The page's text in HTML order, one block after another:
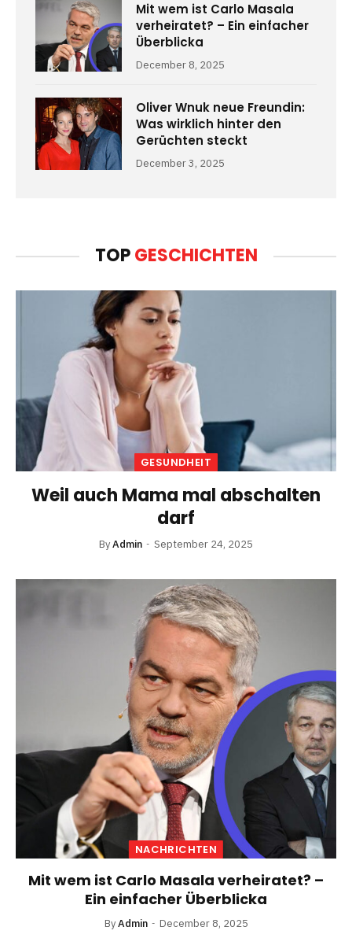
Mit wem ist Carlo Masala
verheiratet? – Ein einfacher
Überblicka
December 8, 2025
Oliver Wnuk neue Freundin:
Was wirklich hinter den
Gerüchten steckt
December 3, 2025
TOPGESCHICHTEN
GESUNDHEIT
Weil auch Mama mal abschalten
darf
ByAdmin September 24, 2025
NACHRICHTEN
Mit wem ist Carlo Masala verheiratet? –
Ein einfacher Überblicka
By Admin December 8, 2025